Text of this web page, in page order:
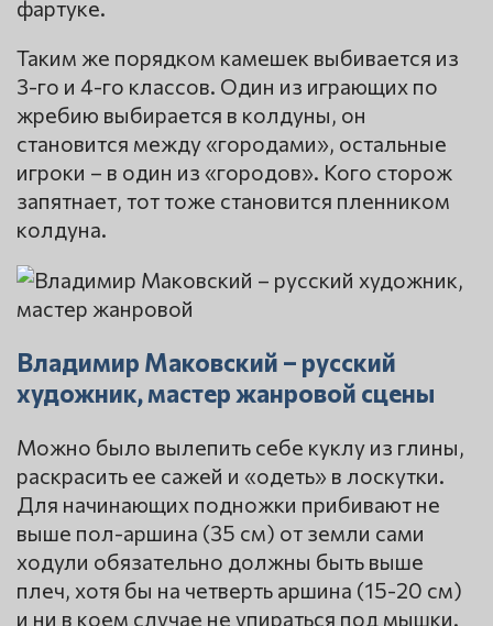
фартуке.
Таким же порядком камешек выбивается из
3-го и 4-го классов. Один из играющих по
жребию выбирается в колдуны, он
становится между «городами», остальные
игроки – в один из «городов». Кого сторож
запятнает, тот тоже становится пленником
колдуна.
Владимир Маковский – русский
художник, мастер жанровой сцены
Можно было вылепить себе куклу из глины,
раскрасить ее сажей и «одеть» в лоскутки.
Для начинающих подножки прибивают не
выше пол-аршина (35 см) от земли сами
ходули обязательно должны быть выше
плеч, хотя бы на четверть аршина (15-20 см)
и ни в коем случае не упираться под мышки.